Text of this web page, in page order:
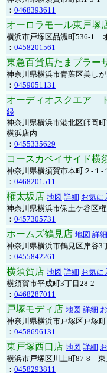
： 0468393611
オーロラモール東戸塚
横浜市戸塚区品濃町536-1
： 0458201561
東急百貨店たまプラー
神奈川県横浜市青葉区美し
： 0459051131
オーディオスクエア
録
神奈川県横浜市港北区師岡
横浜店内
： 0455335629
コースカベイサイド横
神奈川県横須賀市本町２-１
： 0468201511
権太坂店 地図 詳細 お気に
神奈川県横浜市保土ケ谷区
： 0457305731
ホームズ鶴見店 地図 詳細
神奈川県横浜市鶴見区岸谷3
： 0455842261
横須賀店 地図 詳細 お気に
横須賀市平成町3丁目28-2
： 0468287011
戸塚モディ店 地図 詳細
神奈川県横浜市戸塚区戸塚
： 0458696131
東戸塚西口店 地図 詳細
横浜市戸塚区川上町87-8 東
： 0458293811